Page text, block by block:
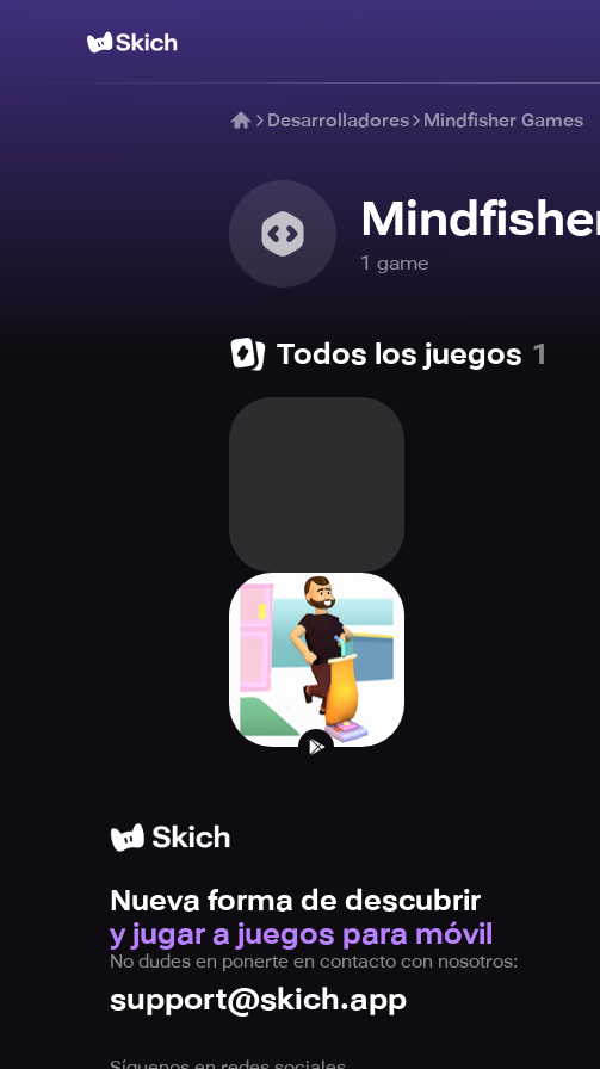
Desarrolladores Mindfisher Games
1 game
Todos los juegos 1
Suck It Up!
Nueva forma de descubrir
y jugar a juegos para móvil
No dudes en ponerte en contacto con nosotros:
support@skich.app